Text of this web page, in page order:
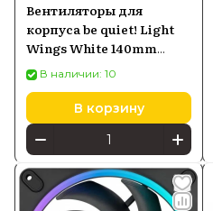
Вентиляторы для
корпуса be quiet! Light
Wings White 140mm
PWM Triple Pack BL102
BE Quiet! Light Wings
White 140mm PWM
Triple Pack BL102
В наличии: 10
В корзину